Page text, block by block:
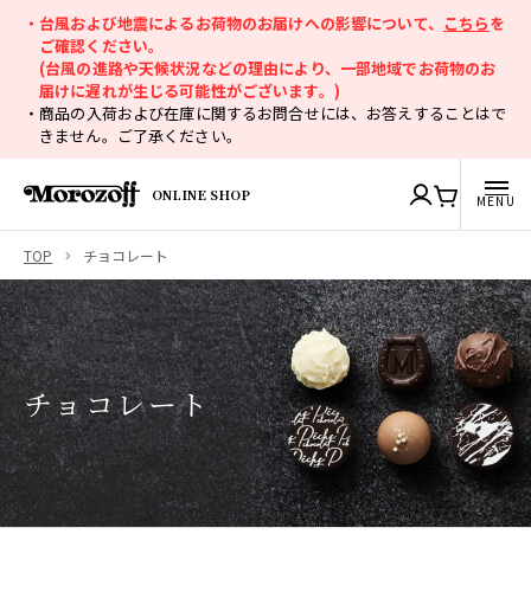
・台風および地震によるお荷物のお届けへの影響について、 こちらを
ご確認ください。
(台風の進路や天候状況などの理由により、一部地域でお荷物のお
届けに遅れが生じる可能性がございます。)
・商品の入荷および在庫に関するお問合せには、お答えすることはで
きません。ご了承ください。
ONLINE SHOP
TOP チョコレート
チョコレート